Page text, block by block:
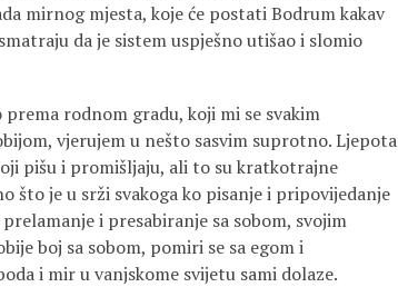
mirnog mjesta, koje će postati Bodrum kakav
da je sistem uspješno utišao i slomio
rodnom gradu, koji mi se svakim
vjerujem u nešto sasvim suprotno. Ljepota
pišu i promišljaju, ali to su kratkotrajne
što je u srži svakoga ko pisanje i pripovijedanje
i presabiranje sa sobom, svojim
boj sa sobom, pomiri se sa egom i
i mir u vanjskome svijetu sami dolaze.